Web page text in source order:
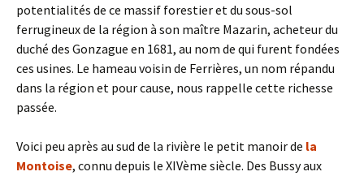
potentialités de ce massif forestier et du sous-sol
ferrugineux de la région à son maître Mazarin, acheteur du
duché des Gonzague en 1681, au nom de qui furent fondées
ces usines. Le hameau voisin de Ferrières, un nom répandu
dans la région et pour cause, nous rappelle cette richesse
passée.
Voici peu après au sud de la rivière le petit manoir de la
Montoise, connu depuis le XIVème siècle. Des Bussy aux